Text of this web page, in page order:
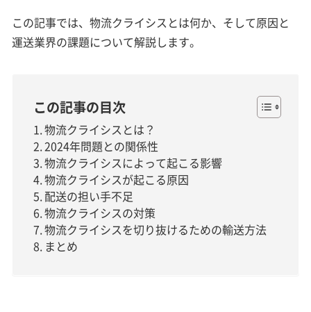
この記事では、物流クライシスとは何か、そして原因と
運送業界の課題について解説します。
この記事の目次
物流クライシスとは？
2024年問題との関係性
物流クライシスによって起こる影響
物流クライシスが起こる原因
配送の担い手不足
物流クライシスの対策
物流クライシスを切り抜けるための輸送方法
まとめ